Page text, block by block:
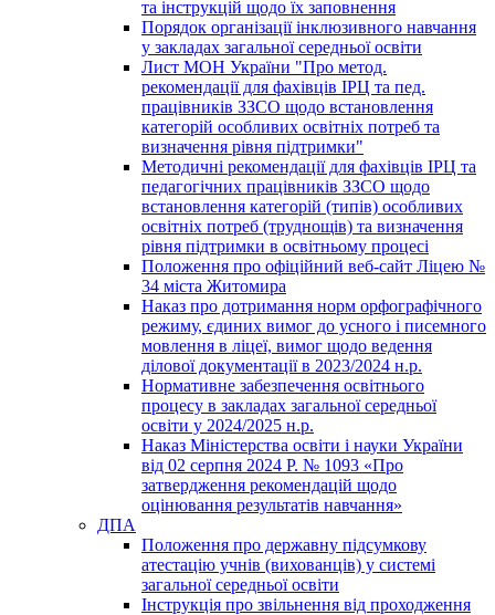
та інструкцій щодо їх заповнення
Порядок організації інклюзивного навчання
у закладах загальної середньої освіти
Лист МОН України "Про метод.
рекомендації для фахівців ІРЦ та пед.
працівників ЗЗСО щодо встановлення
категорій особливих освітніх потреб та
визначення рівня підтримки"
Методичні рекомендації для фахівців ІРЦ та
педагогічних працівників ЗЗСО щодо
встановлення категорій (типів) особливих
освітніх потреб (труднощів) та визначення
рівня підтримки в освітньому процесі
Положення про офіційний веб-сайт Ліцею №
34 міста Житомира
Наказ про дотримання норм орфографічного
режиму, єдиних вимог до усного і писемного
мовлення в ліцеї, вимог щодо ведення
ділової документації в 2023/2024 н.р.
Нормативне забезпечення освітнього
процесу в закладах загальної середньої
освіти у 2024/2025 н.р.
Наказ Міністерства освіти і науки України
від 02 серпня 2024 Р. № 1093 «Про
затвердження рекомендацій щодо
оцінювання результатів навчання»
ДПА
Положення про державну підсумкову
атестацію учнів (вихованців) у системі
загальної середньої освіти
Інструкція про звільнення від проходження